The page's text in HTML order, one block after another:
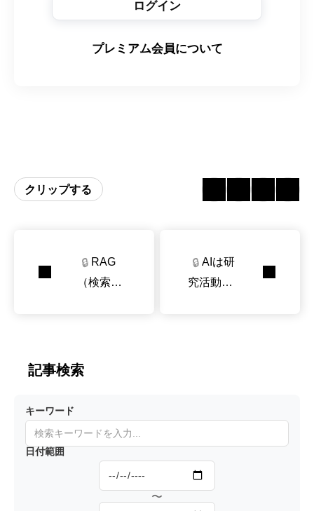
ログイン
プレミアム会員について
クリップする
🔒 RAG
（検索拡
トークン
数でタス
できるフ
レームワ
ーク『FI
T-RAG』
🔒 AIは研
究活動に
記事検索
キーワード
日付範囲
〜